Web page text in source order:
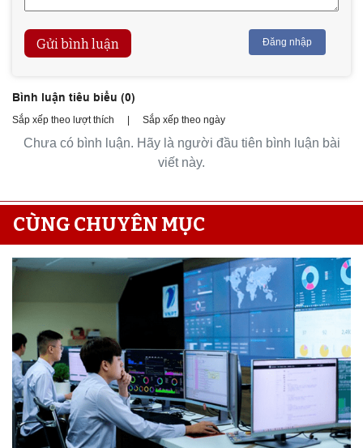
Gửi bình luận Đăng nhập
Bình luận tiêu biểu (0)
Sắp xếp theo lượt thích | Sắp xếp theo ngày
Chưa có bình luận. Hãy là người đầu tiên bình luận bài
viết này.
CÙNG CHUYÊN MỤC